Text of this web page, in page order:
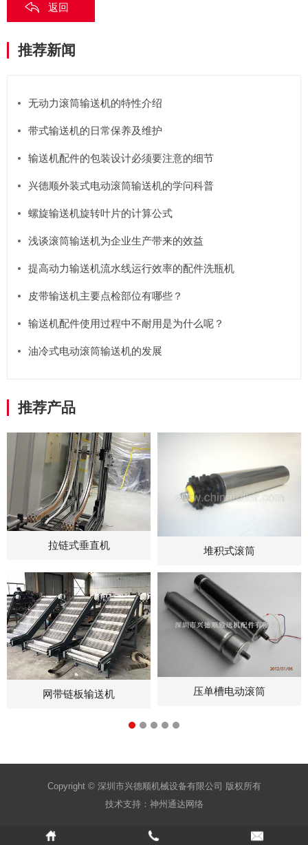
返回
推荐新闻
无动力滚筒输送机的特性介绍
带式输送机的日常保养及维护
输送机配件的包装设计必须要注意的细节
兴德顺外装式电动滚筒输送机的学问科普
螺旋输送机旋转叶片的计算公式
浅谈滚筒输送机为企业生产带来的效益
提高动力输送机流水线运行效率的配件洗瓶机
皮带输送机主要点检部位有哪些？
输送机配件使用过程中不耐用是为什么呢？
油冷式电动滚筒输送机的发展
推荐产品
拉链式垂直机
网带链板输送机
堆积式滚筒
压单槽电动滚筒
Copyright © 深圳市兴德顺机械设备有限公司 版权所有
技术支持： 神州通达网络